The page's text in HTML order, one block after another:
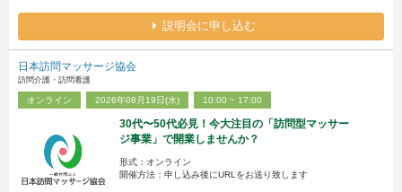
説明会に申し込む
日本訪問マッサージ協会
訪問介護・訪問看護
オンライン 2026年08月19日(水) 10:00 ~ 17:00
30代〜50代必見！今大注目の「訪問型マッサー
ジ事業」で開業しませんか？
形式：オンライン
開催方法：申し込み後にURLをお送り致します